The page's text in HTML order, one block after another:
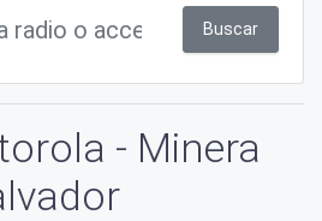
Buscar
- Minera